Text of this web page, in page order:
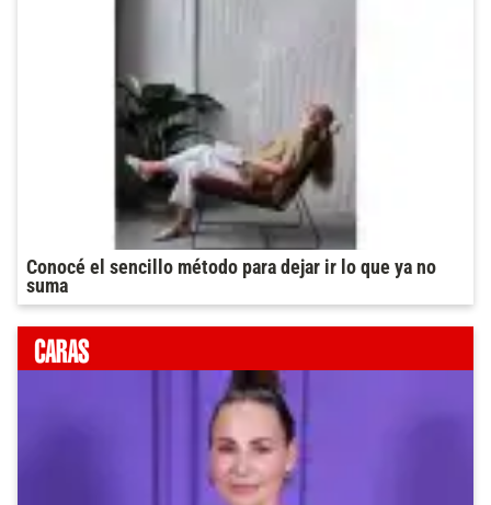
Conocé el sencillo método para dejar ir lo que ya no
suma